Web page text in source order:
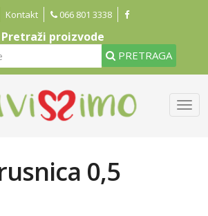
Kontakt 066 801 3338
Pretraži proizvode
PRETRAGA
0,5